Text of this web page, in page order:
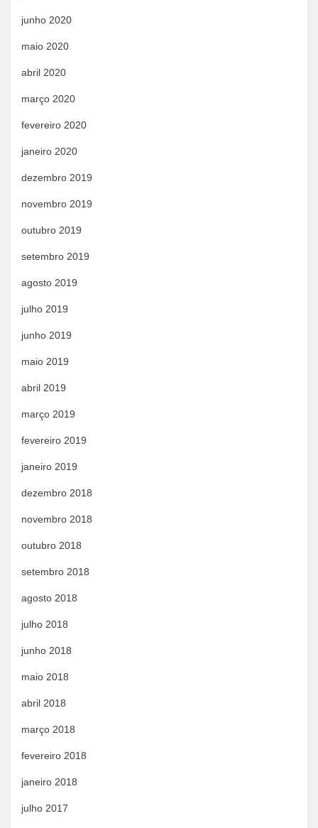
junho 2020
maio 2020
abril 2020
março 2020
fevereiro 2020
janeiro 2020
dezembro 2019
novembro 2019
outubro 2019
setembro 2019
agosto 2019
julho 2019
junho 2019
maio 2019
abril 2019
março 2019
fevereiro 2019
janeiro 2019
dezembro 2018
novembro 2018
outubro 2018
setembro 2018
agosto 2018
julho 2018
junho 2018
maio 2018
abril 2018
março 2018
fevereiro 2018
janeiro 2018
julho 2017